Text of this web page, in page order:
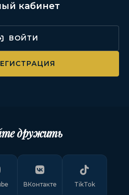
кабинет
ВОЙТИ
дружить
ВКонтакте TikTok